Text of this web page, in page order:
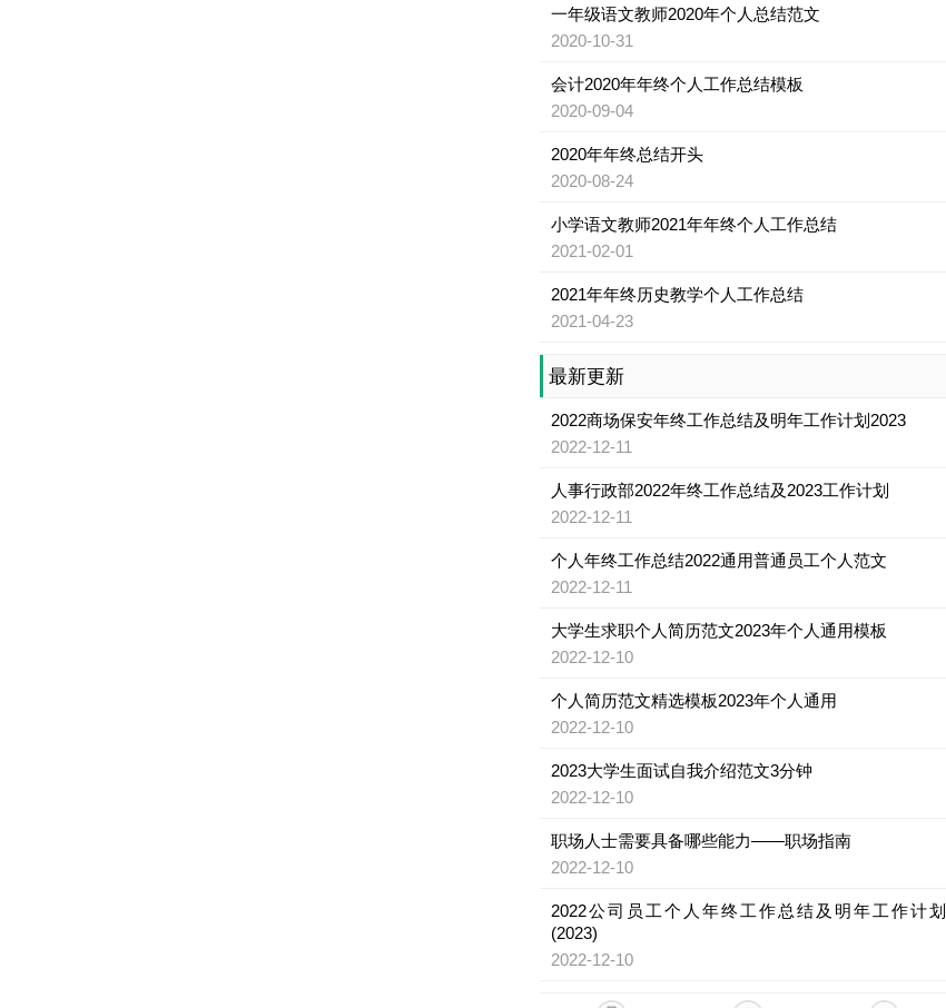
一年级语文教师2020年个人总结范文
2020-10-31
会计2020年年终个人工作总结模板
2020-09-04
2020年年终总结开头
2020-08-24
小学语文教师2021年年终个人工作总结
2021-02-01
2021年年终历史教学个人工作总结
2021-04-23
最新更新
2022商场保安年终工作总结及明年工作计划2023
2022-12-11
人事行政部2022年终工作总结及2023工作计划
2022-12-11
个人年终工作总结2022通用普通员工个人范文
2022-12-11
大学生求职个人简历范文2023年个人通用模板
2022-12-10
个人简历范文精选模板2023年个人通用
2022-12-10
2023大学生面试自我介绍范文3分钟
2022-12-10
职场人士需要具备哪些能力——职场指南
2022-12-10
2022公司员工个人年终工作总结及明年工作计划
(2023)
2022-12-10